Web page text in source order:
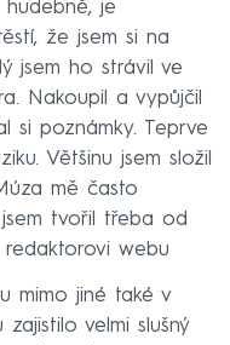
je
že jsem si na
jsem ho strávil ve
Nakoupil a vypůjčil
si poznámky. Teprve
Většinu jsem složil
mě často
tvořil třeba od
webu
mimo jiné také v
velmi slušný